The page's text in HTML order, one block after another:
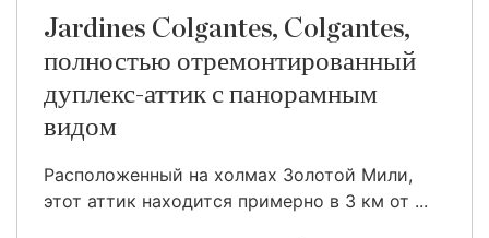
Jardines Colgantes, Colgantes,
полностью отремонтированный
дуплекс-аттик с панорамным
видом
Расположенный на холмах Золотой Мили,
этот аттик находится примерно в 3 км от ...